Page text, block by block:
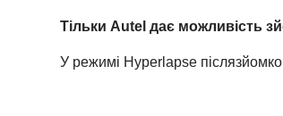
Тільки Autel дає можливість
У режимі Hyperlapse